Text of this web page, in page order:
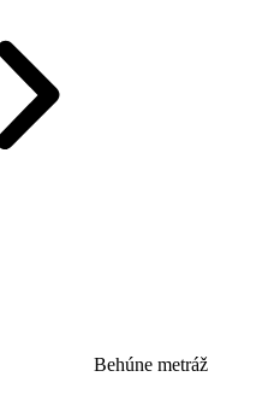
Behúne metráž